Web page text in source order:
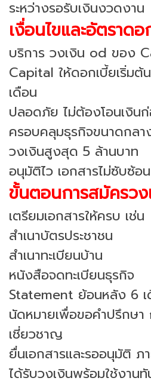
ระหว่างรอรับเงินงวดงาน
เงื่อนไขและอัตราด
บริการ วงเงิน od ของ
Capital ให้ดอกเบี้ยเริ่มต้
เดือน
ปลอดภัย ไม่ต้องโอนเงิน
ครอบคลุมธุรกิจขนาดกลา
วงเงินสูงสุด 5 ล้านบาท
อนุมัติไว เอกสารไม่ซับซ้อน
ขั้นตอนการสมัครว
เตรียมเอกสารให้ครบ เช่น
สำเนาบัตรประชาชน
สำเนาทะเบียนบ้าน
หนังสือจดทะเบียนธุรกิจ
Statement ย้อนหลัง 6
นัดหมายเพื่อขอคำปรึกษา
เชี่ยวชาญ
ยื่นเอกสารและรออนุมัติ ภา
ได้รับวงเงินพร้อมใช้งาน